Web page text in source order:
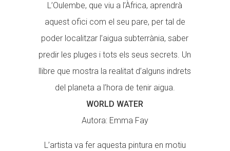
L’Oulembe, que viu a l’Àfrica, aprendrà
aquest ofici com el seu pare, per tal de
poder localitzar l’aigua subterrània, saber
predir les pluges i tots els seus secrets. Un
llibre que mostra la realitat d’alguns indrets
del planeta a l’hora de tenir aigua.
WORLD WATER
Autora: Emma Fay
L’artista va fer aquesta pintura en motiu